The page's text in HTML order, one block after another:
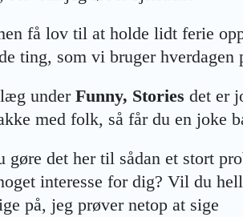
få lov til at holde lidt ferie
ting, som vi bruger hverdagen
under Funny, Stories det er
med folk, så får du en joke
det her til sådan et stort
interesse for dig? Vil du
på, jeg prøver netop at sige